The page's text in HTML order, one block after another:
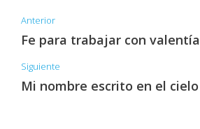
Anterior
Fe para trabajar con valentía
Siguiente
Mi nombre escrito en el cielo